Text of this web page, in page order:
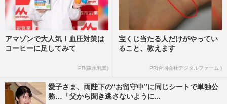
アマゾンで大人気！血圧対策は
コーヒーに足してみて
PR(森永乳業)
宝くじ当たる人だけがやってい
ること、教えます
PR(合同会社デジタルファーム )
愛子さま、両陛下の“お留守中”に同じシートで単独公
務…「父から聞き逃さないように...